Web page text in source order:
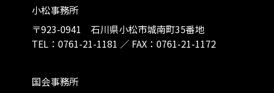
小松事務所
〒923-0941 石川県小松市城南町35番地
TEL： 0761-21-1181 ／ FAX：0761-21-1172
国会事務所